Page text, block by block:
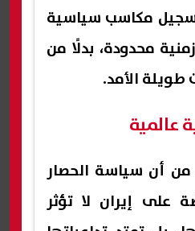
مكاسب سياسية
محدودة، بدلًا من
الأمد.
عالمية
أن سياسة الحصار
على إيران لا تؤثر